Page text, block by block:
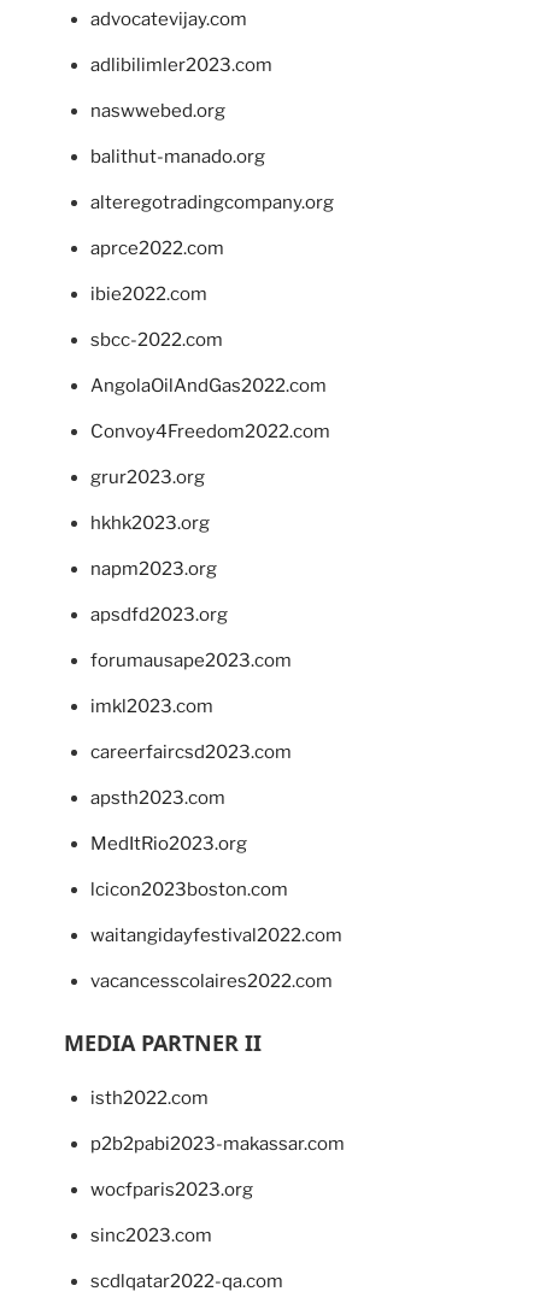
advocatevijay.com
adlibilimler2023.com
naswwebed.org
balithut-manado.org
alteregotradingcompany.org
aprce2022.com
ibie2022.com
sbcc-2022.com
AngolaOilAndGas2022.com
Convoy4Freedom2022.com
grur2023.org
hkhk2023.org
napm2023.org
apsdfd2023.org
forumausape2023.com
imkl2023.com
careerfaircsd2023.com
apsth2023.com
MedItRio2023.org
lcicon2023boston.com
waitangidayfestival2022.com
vacancesscolaires2022.com
MEDIA PARTNER II
isth2022.com
p2b2pabi2023-makassar.com
wocfparis2023.org
sinc2023.com
scdlqatar2022-qa.com